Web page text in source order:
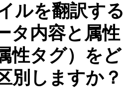
ルを翻訳する
タ内容と属性
性タグ）をど
別しますか？